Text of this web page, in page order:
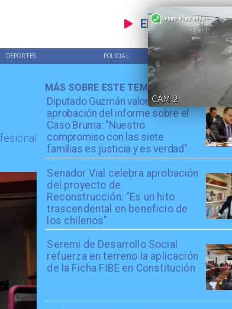
EN VIVO
DEPORTES POLICIAL TENDENCIAS
Diputado Guzmán valora
aprobación del informe sobre el
Caso Bruma: "Nuestro
compromiso con las siete
familias es justicia y es verdad"
Senador Vial celebra aprobación
del proyecto de
Reconstrucción: "Es un hito
trascendental en beneficio de
los chilenos"
Seremi de Desarrollo Social
refuerza en terreno la aplicación
de la Ficha FIBE en Constitución
MÁS SOBRE ESTE TEMA